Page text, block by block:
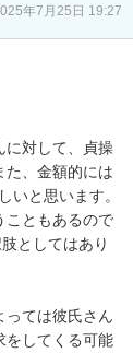
年7月25日 19:27
に対して、貞操
た、金額的には
いと思います。
こともあるので
としてはあり
っては彼氏さん
をしてくる可能